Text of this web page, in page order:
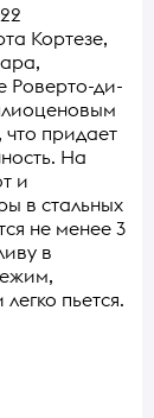
Кортезе,
Роверто-ди-
придает
На
и
в стальных
не менее 3
в
пьется.